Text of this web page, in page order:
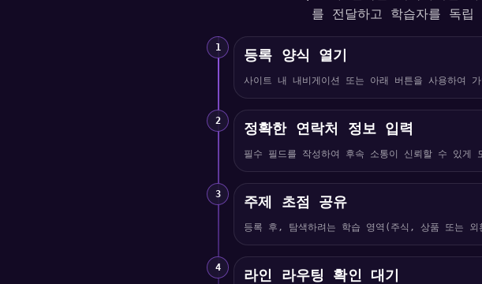
를 전달하고 학습자를 독립
1 등록 양식 열기
사이트 내 내비게이션 또는 아래 버튼을 사용하여
2 정확한 연락처 정보 입력
필수 필드를 작성하여 후속 소통이 신뢰할 수 있게
3 주제 초점 공유
등록 후, 탐색하려는 학습 영역(주식, 상품 또는
4 라인 라우팅 확인 대기